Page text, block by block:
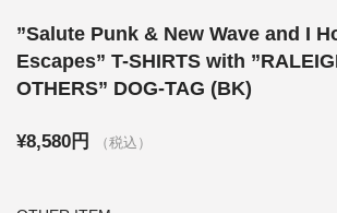
”Salute Punk & New Wave and I
Escapes” T-SHIRTS with
OTHERS” DOG-TAG (BK)
¥8,580円 （税込）